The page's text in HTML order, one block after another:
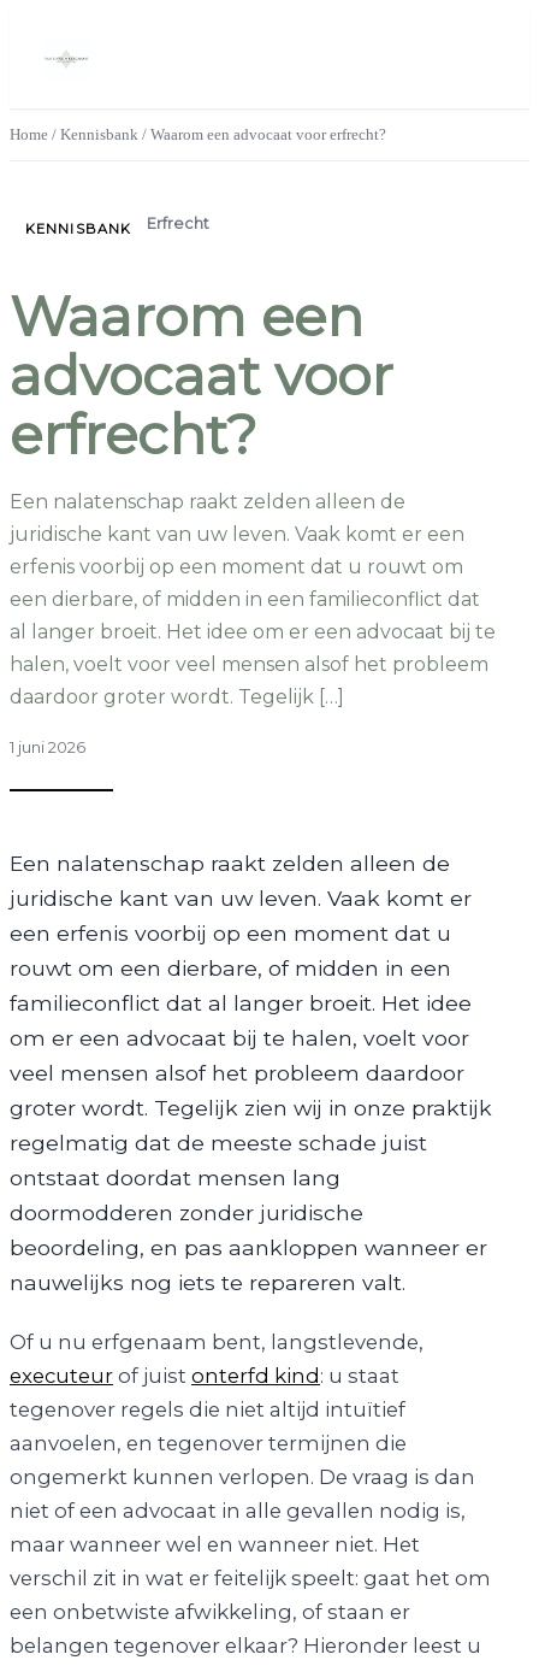
Home / Kennisbank / Waarom een advocaat voor erfrecht?
KENNISBANK Erfrecht
Waarom een
advocaat voor
erfrecht?
Een nalatenschap raakt zelden alleen de
juridische kant van uw leven. Vaak komt er een
erfenis voorbij op een moment dat u rouwt om
een dierbare, of midden in een familieconflict dat
al langer broeit. Het idee om er een advocaat bij te
halen, voelt voor veel mensen alsof het probleem
daardoor groter wordt. Tegelijk […]
1 juni 2026
Een nalatenschap raakt zelden alleen de
juridische kant van uw leven. Vaak komt er
een erfenis voorbij op een moment dat u
rouwt om een dierbare, of midden in een
familieconflict dat al langer broeit. Het idee
om er een advocaat bij te halen, voelt voor
veel mensen alsof het probleem daardoor
groter wordt. Tegelijk zien wij in onze praktijk
regelmatig dat de meeste schade juist
ontstaat doordat mensen lang
doormodderen zonder juridische
beoordeling, en pas aankloppen wanneer er
nauwelijks nog iets te repareren valt.
Of u nu erfgenaam bent, langstlevende,
executeur of juist onterfd kind : u staat
tegenover regels die niet altijd intuïtief
aanvoelen, en tegenover termijnen die
ongemerkt kunnen verlopen. De vraag is dan
niet of een advocaat in alle gevallen nodig is,
maar wanneer wel en wanneer niet. Het
verschil zit in wat er feitelijk speelt: gaat het om
een onbetwiste afwikkeling, of staan er
belangen tegenover elkaar? Hieronder leest u